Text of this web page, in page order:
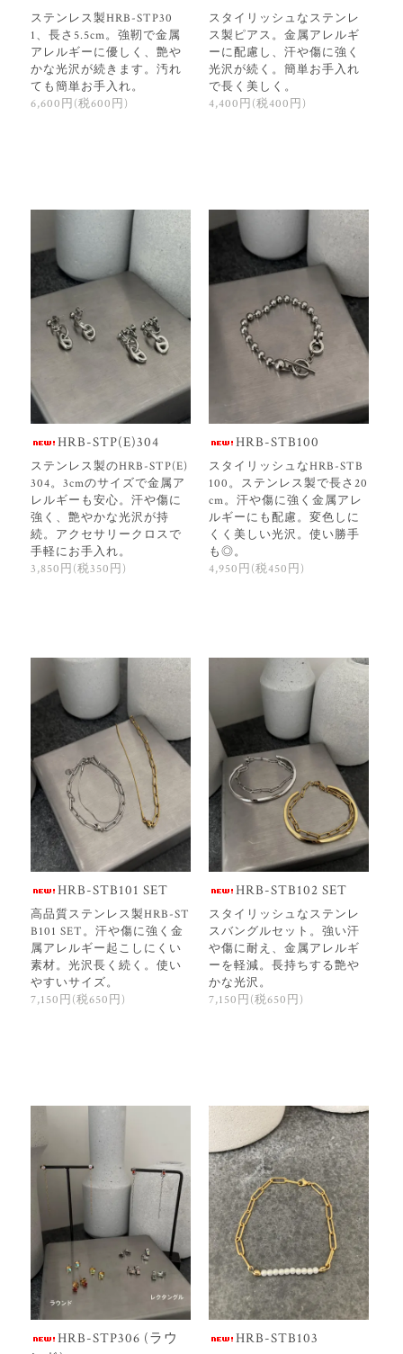
ステンレス製HRB-STP30
1、長さ5.5cm。強靭で金属
アレルギーに優しく、艶や
かな光沢が続きます。汚れ
ても簡単お手入れ。
6,600円(税600円)
スタイリッシュなステンレ
ス製ピアス。金属アレルギ
ーに配慮し、汗や傷に強く
光沢が続く。簡単お手入れ
で長く美しく。
4,400円(税400円)
HRB-STP(E)304
ステンレス製のHRB-STP(E)
304。3cmのサイズで金属ア
レルギーも安心。汗や傷に
強く、艶やかな光沢が持
続。アクセサリークロスで
手軽にお手入れ。
3,850円(税350円)
HRB-STB100
スタイリッシュなHRB-STB
100。ステンレス製で長さ20
cm。汗や傷に強く金属アレ
ルギーにも配慮。変色しに
くく美しい光沢。使い勝手
も◎。
4,950円(税450円)
HRB-STB101 SET
高品質ステンレス製HRB-ST
B101 SET。汗や傷に強く金
属アレルギー起こしにくい
素材。光沢長く続く。使い
やすいサイズ。
7,150円(税650円)
HRB-STB102 SET
スタイリッシュなステンレ
スバングルセット。強い汗
や傷に耐え、金属アレルギ
ーを軽減。長持ちする艶や
かな光沢。
7,150円(税650円)
HRB-STP306 (ラウ
HRB-STB103